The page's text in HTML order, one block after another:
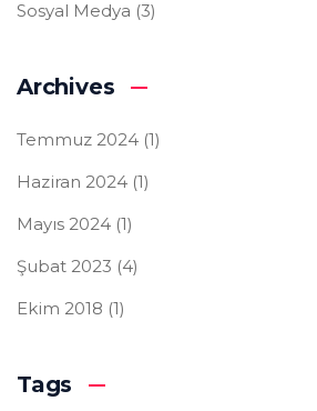
Sosyal Medya (3)
Archives
Temmuz 2024 (1)
Haziran 2024 (1)
Mayıs 2024 (1)
Şubat 2023 (4)
Ekim 2018 (1)
Tags